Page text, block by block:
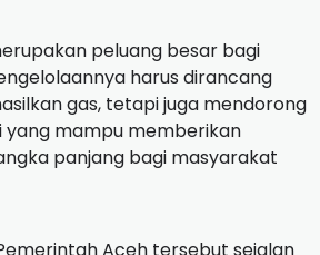
peluang besar bagi
harus dirancang
gas, tetapi juga mendorong
yang mampu memberikan
panjang bagi masyarakat